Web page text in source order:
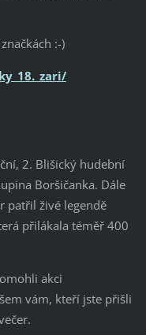
:-)
2. Blišický hudební
Boršičanka. Dále
patřil živé legendě
přilákala téměř 400
akci
vám, kteří jste přišli